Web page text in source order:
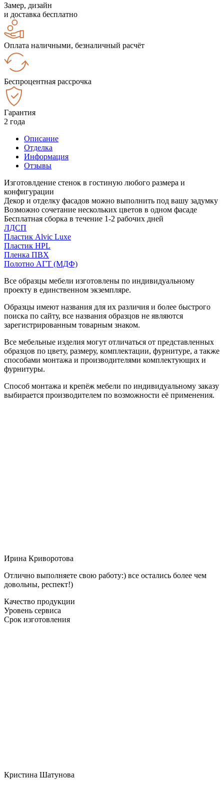
Замер, дизайн
и доставка бесплатно
Оплата наличными, безналичный расчёт
Беспроцентная рассрочка
Гарантия
2 года
Описание
Отделка
Информация
Отзывы
Изготовлдение стенок в гостиную любого размера и
конфигурации
Декор и отделку фасадов можно выполнить под вашу задумку
Возможно сочетание нескольких цветов в одном фасаде
Бесплатная сборка в течение 1-2 рабочих дней
ЛДСП
Пластик Alvic Luxe
Пластик HPL
Пленка ПВХ
Полотно АГТ (МДФ)
Все образцы мебели изготовлены по индивидуальному
проекту в единственном экземпляре.
Образцы имеют названия для их различия и более быстрого
поиска по сайту, все названия образцов не являются
зарегистрированным товарным знаком.
Все мебельные изделия могут отличаться от представленных
образцов по цвету, размеру, комплектации, фурнитуре, а также
способами монтажа и производителями комплектующих и
фурнитуры.
Способ монтажа и крепёж мебели по индивидуальному заказу
выбирается производителем по возможности её применения.
Ирина Криворотова
Отлично выполняете свою работу:) все остались более чем
довольны, респект!)
Качество продукции
Уровень сервиса
Срок изготовления
Кристина Шатунова